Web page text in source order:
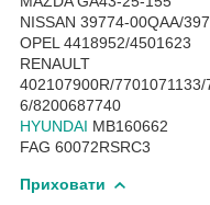
NISSAN 39774-00QAA/
OPEL 4418952/4501623
RENAULT
402107900R/
6/8200687740
HYUNDAI MB160662
FAG 60072RSRC3
Приховати